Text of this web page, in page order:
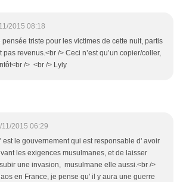
2015 08:18
pensée triste pour les victimes de cette nuit, partis
pas revenus.<br /> Ceci n’est qu’un copier/coller,
/> <br /> Lyly
11/2015 06:29
est le gouvernement qui est responsable d' avoir
les exigences musulmanes, et de laisser
une invasion, musulmane elle aussi.<br />
en France, je pense qu' il y aura une guerre